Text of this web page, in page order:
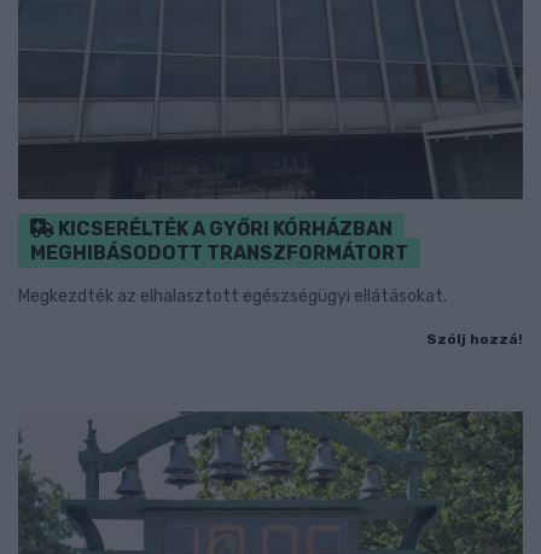
KICSERÉLTÉK A GYŐRI KÓRHÁZBAN
MEGHIBÁSODOTT TRANSZFORMÁTORT
Megkezdték az elhalasztott egészségügyi ellátásokat.
Szólj hozzá!